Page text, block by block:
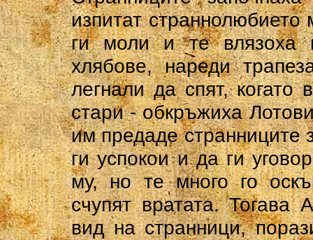
изпитат
ги моли и те влязоха
хлябове, нареди
легнали да спят,
стари - обкръжиха
им предаде странниците
ги успокои и да ги
му, но те много го
счупят вратата. Тогава
вид на странници,